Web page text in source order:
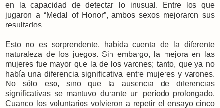
en la capacidad de detectar lo inusual. Entre los que
jugaron a “Medal of Honor”, ambos sexos mejoraron sus
resultados.
Esto no es sorprendente, habida cuenta de la diferente
naturaleza de los juegos. Sin embargo, la mejora en las
mujeres fue mayor que la de los varones; tanto, que ya no
había una diferencia significativa entre mujeres y varones.
No sólo eso, sino que la ausencia de diferencias
significativas se mantuvo durante un período prolongado.
Cuando los voluntarios volvieron a repetir el ensayo cinco